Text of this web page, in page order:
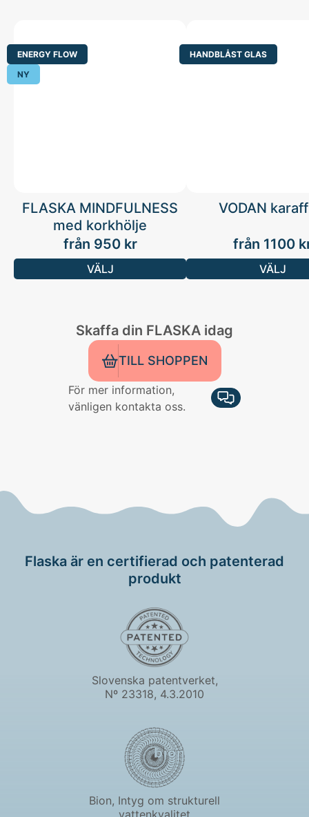
ENERGY FLOW
NY
FLASKA MINDFULNESS
med korkhölje
från 950 kr
VÄLJ
HANDBLÅST GLAS
VODAN
från 1100
VÄLJ
Skaffa din FLASKA idag
TILL SHOPPEN
För mer information,
vänligen kontakta oss.
Flaska är en certifierad och patenterad
produkt
Slovenska patentverket,
Nº 23318, 4.3.2010
Bion, Intyg om strukturell
vattenkvalitet